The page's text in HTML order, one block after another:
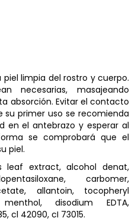
piel limpia del rostro y cuerpo.
necesarias, masajeando
absorción. Evitar el contacto
su primer uso se recomienda
en el antebrazo y esperar al
se comprobará que el
piel.
leaf extract, alcohol denat,
carbomer,
allantoin, tocopheryl
disodium EDTA,
cl 42090, cI 73015.